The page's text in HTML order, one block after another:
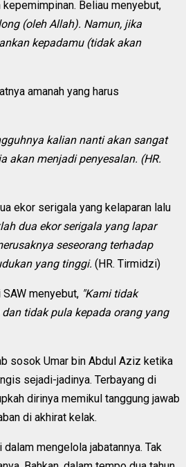
kepemimpinan. Beliau menyebut,
(oleh Allah). Namun, jika
kepadamu (tidak akan
amanah yang harus
kalian nanti akan sangat
akan menjadi penyesalan. (HR.
ekor serigala yang kelaparan lalu
dua ekor serigala yang lapar
seseorang terhadap
yang tinggi. (HR. Tirmidzi)
menyebut, "Kami tidak
tidak pula kepada orang yang
sosok Umar bin Abdul Aziz ketika
sejadi-jadinya. Terbayang di
dirinya memikul tanggung jawab
di akhirat kelak.
mengelola jabatannya. Tak